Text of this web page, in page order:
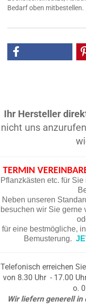
Bedarf oben mitbestellen.
Ihr Hersteller
nicht uns
TERMIN
Pflanzkästen etc. für
Neben unseren
besuchen wir Sie gerne
für eine bestmögliche,
Bemusterung.
Telefonisch erreichen
von 8.30 Uhr - 17.00
o.
Wir liefern generell in